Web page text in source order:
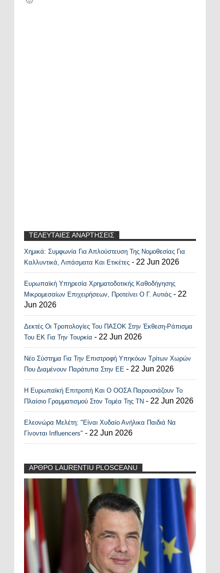
ΤΕΛΕΥΤΑΙΕΣ ΑΝΑΡΤΗΣΕΙΣ
Recent Posts Widget
Χημικά: Συμφωνία Για Απλούστευση Της Νομοθεσίας Για
Καλλυντικά, Λιπάσματα Και Ετικέτες - 22 Jun 2026
Ευρωπαϊκή Υπηρεσία Χρηματοδοτικής Καθοδήγησης
Μικρομεσαίων Επιχειρήσεων, Προτείνει Ο Γ. Αυτιάς - 22
Jun 2026
Δεκτές Οι Τροπολογίες Του ΠΑΣΟΚ Στην Έκθεση-Ράπισμα
Του ΕΚ Για Την Τουρκία - 22 Jun 2026
Νέο Σύστημα Για Την Επιστροφή Υπηκόων Τρίτων Χωρών
Που Διαμένουν Παράτυπα Στην ΕΕ - 22 Jun 2026
Η Ευρωπαϊκή Επιτροπή Και Ο ΟΟΣΑ Παρουσιάζουν Το
Πλαίσιο Γραμματισμού Στον Τομέα Της ΤΝ - 22 Jun 2026
Ελεονώρα Μελέτη: "Είναι Χυδαίο Ανήλικα Παιδιά Να
Γίνονται Influencers" - 22 Jun 2026
ΑΡΘΡΟ LAURENTIU PLOSCEANU